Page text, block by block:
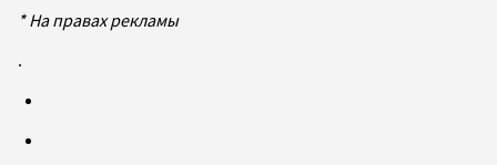
* На правах рекламы
.